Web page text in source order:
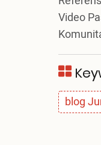
Video
blog